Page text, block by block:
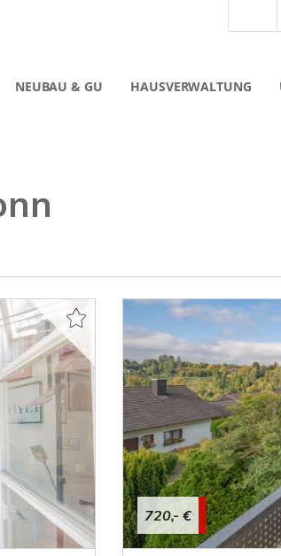
NEUBAU & GU HAUSVERWALTUNG
720,- €